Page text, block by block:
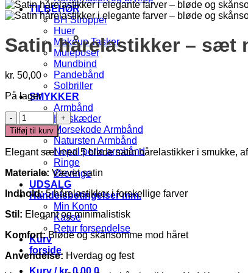
TILBEHØR
BH Stropper
Huer
Makeup Tasker
Muleposer
Mundbind
Pandebånd
Solbriller
SMYKKER
Armbånd
Halskæder
Morsekode Armbånd
Natursten Armbånd
Nepal perle armbånd
Ringe
Øreringe
UDSALG
Handelsbetingelser mm.
Min Konto
Kasse
Retur forsendelse
Kurv
forside
Kurv / kr.0,00 0
Satin hårelastikker – sæt
kr. 50,00
På lager
Satin
hårelastikker
–
sæt
med
5
farver
antal
Tilføj til kurv
Elegant sæt med 5 bløde satin hårelastikker i smukke,
Materiale: Vævet satin
Indhold:5 hårelastikker i forskellige farver
Stil: Elegant og minimalistisk
Komfort:Bløde og skånsomme mod håret
Anvendelse: Hverdag og fest